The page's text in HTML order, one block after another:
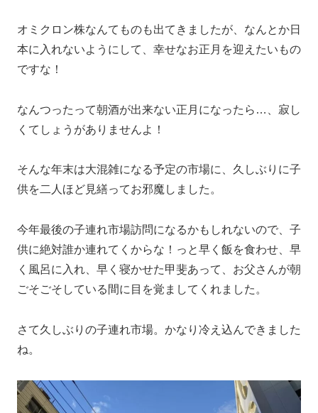
オミクロン株なんてものも出てきましたが、なんとか日
本に入れないようにして、幸せなお正月を迎えたいもの
ですな！
なんつったって朝酒が出来ない正月になったら…、寂し
くてしょうがありませんよ！
そんな年末は大混雑になる予定の市場に、久しぶりに子
供を二人ほど見繕ってお邪魔しました。
今年最後の子連れ市場訪問になるかもしれないので、子
供に絶対誰か連れてくからな！っと早く飯を食わせ、早
く風呂に入れ、早く寝かせた甲斐あって、お父さんが朝
ごそごそしている間に目を覚ましてくれました。
さて久しぶりの子連れ市場。かなり冷え込んできました
ね。